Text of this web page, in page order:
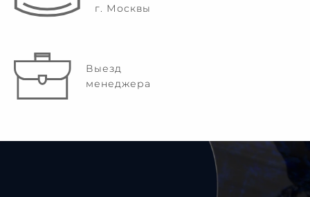
г. Москвы
Выезд
менеджера